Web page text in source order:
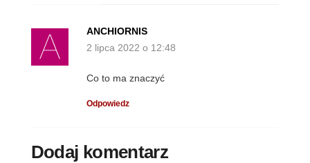
ANCHIORNIS
2 lipca 2022 o 12:48
Co to ma znaczyć
Odpowiedz
Dodaj komentarz